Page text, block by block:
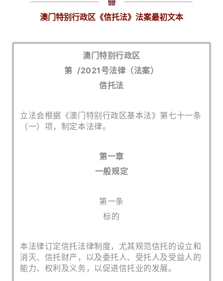
澳门特别行政区《信托法》法案最初文本
澳门特别行政区
第/2021号法律（法案）
信托法
立法会根据《澳门特别行政区基本法》第七十一条
（一）项，制定本法律。
第一章
一般规定
第一条
标的
本法律订定信托法律制度，尤其规范信托的设立和
消灭、信托财产，以及委托人、受托人及受益人的
能力、权利及义务，以促进信托业的发展。